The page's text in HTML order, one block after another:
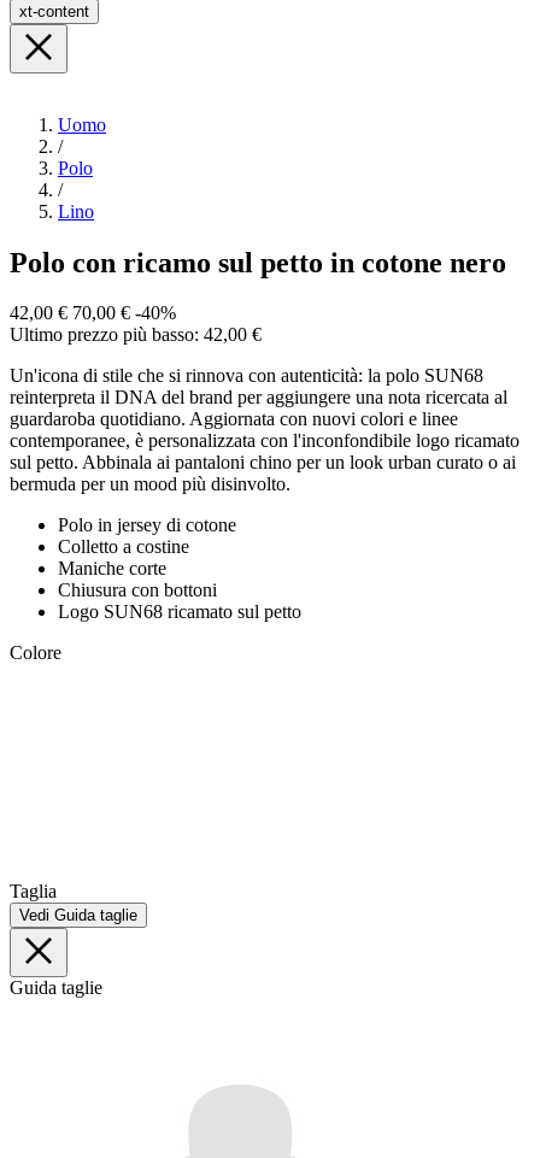
xt-content
Uomo
/
Polo
/
Lino
Polo con ricamo sul petto in cotone nero
42,00 € 70,00 € -40%
Ultimo prezzo più basso: 42,00 €
Un'icona di stile che si rinnova con autenticità: la polo SUN68
reinterpreta il DNA del brand per aggiungere una nota ricercata al
guardaroba quotidiano. Aggiornata con nuovi colori e linee
contemporanee, è personalizzata con l'inconfondibile logo ricamato
sul petto. Abbinala ai pantaloni chino per un look urban curato o ai
bermuda per un mood più disinvolto.
Polo in jersey di cotone
Colletto a costine
Maniche corte
Chiusura con bottoni
Logo SUN68 ricamato sul petto
Colore
Taglia
Vedi Guida taglie
Guida taglie